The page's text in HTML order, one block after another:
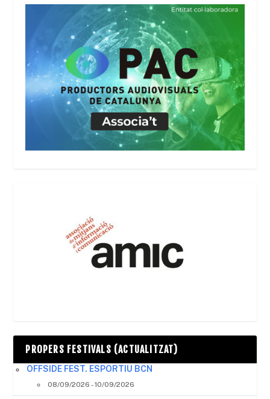
PROPERS FESTIVALS (ACTUALITZAT)
OFFSIDE FEST. ESPORTIU BCN
08/09/2026 - 10/09/2026